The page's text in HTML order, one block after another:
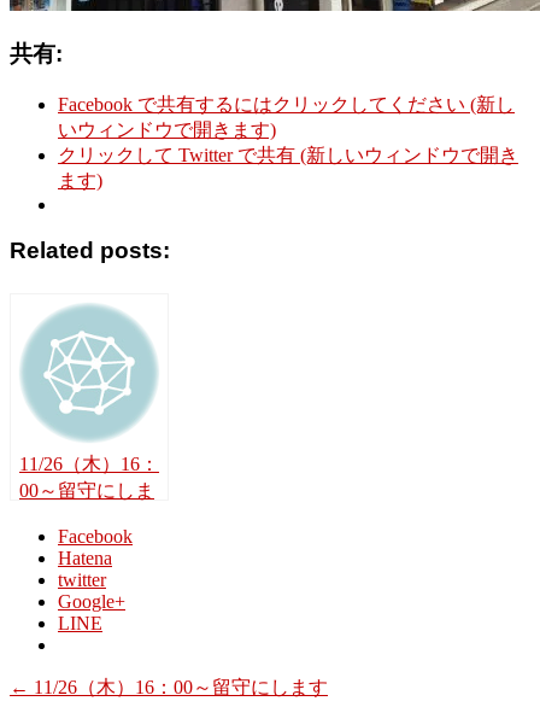
共有:
Facebook で共有するにはクリックしてください (新し
いウィンドウで開きます)
クリックして Twitter で共有 (新しいウィンドウで開き
ます)
Related posts:
11/26（木）16：
00～留守にしま
Facebook
Hatena
twitter
Google+
LINE
← 11/26（木）16：00～留守にします